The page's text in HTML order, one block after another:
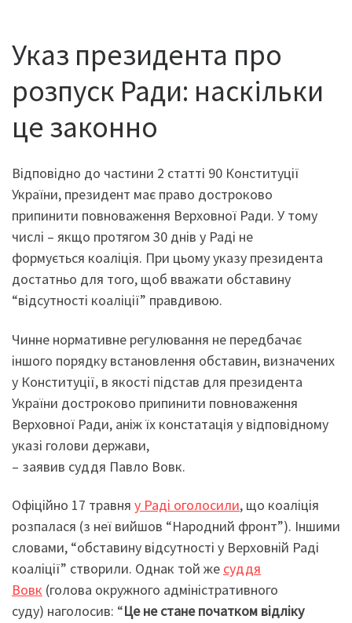
Указ президента про
розпуск Ради: наскільки
це законно
Відповідно до частини 2 статті 90 Конституції
України, президент має право достроково
припинити повноваження Верховної Ради. У тому
числі – якщо протягом 30 днів у Раді не
формується коаліція. При цьому указу президента
достатньо для того, щоб вважати обставину
“відсутності коаліції” правдивою.
Чинне нормативне регулювання не передбачає
іншого порядку встановлення обставин, визначених
у Конституції, в якості підстав для президента
України достроково припинити повноваження
Верховної Ради, аніж їх констатація у відповідному
указі голови держави,
– заявив суддя Павло Вовк.
Офіційно 17 травня у Раді оголосили, що коаліція
розпалася (з неї вийшов “Народний фронт”). Іншими
словами, “обставину відсутності у Верховній Раді
коаліції” створили. Однак той же суддя
Вовк (голова окружного адміністративного
суду) наголосив: “Це не стане початком відліку